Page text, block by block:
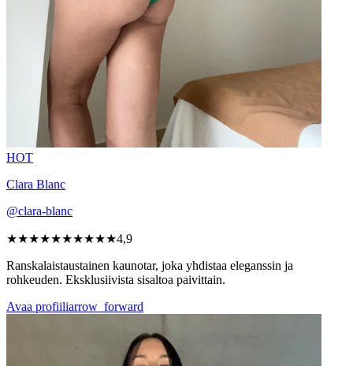
HOT
Clara Blanc
@clara-blanc
★★★★★★★★★★4,9
Ranskalaistaustainen kaunotar, joka yhdistaa eleganssin ja
rohkeuden. Eksklusiivista sisaltoa paivittain.
Avaa profiiliarrow_forward